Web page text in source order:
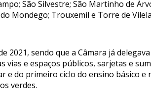
São Silvestre; São Martinho de
Mondego; Trouxemil e Torre de
sendo que a Câmara já
vias e espaços públicos, sarjetas e
e do primeiro ciclo do ensino básico e
verdes.